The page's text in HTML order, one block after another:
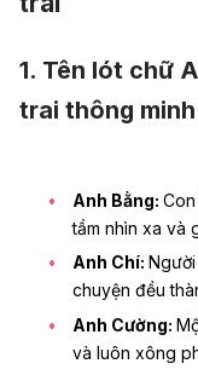
1. Tên lót chữ
trai thông minh
Anh Bằng:
tầm nhìn xa và
Anh Chí:
chuyện đều
Anh Cường:
và luôn xông